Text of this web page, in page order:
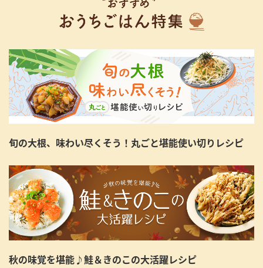
旬の大根、味わい尽くそう！丸ごと堪能使い切りレシピ
秋の味覚を堪能♪鮭＆きのこの大活躍レシピ